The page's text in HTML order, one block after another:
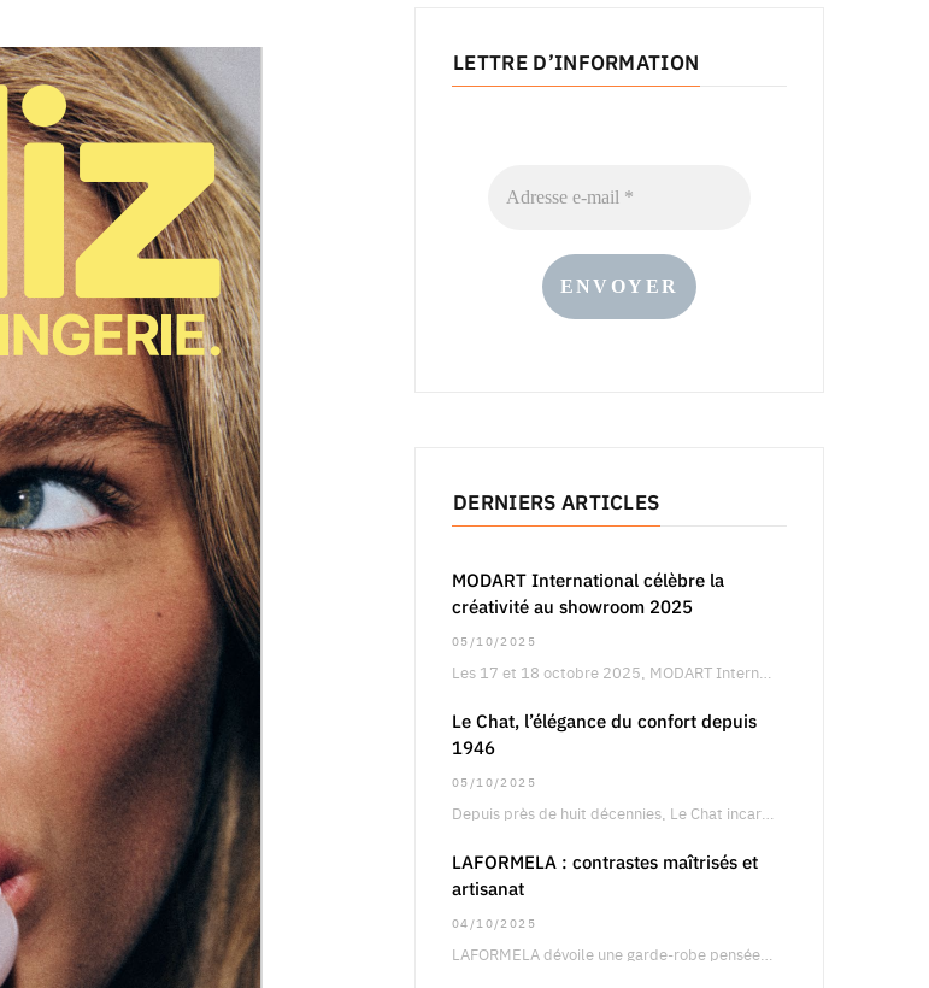
LETTRE D’INFORMATION
DERNIERS ARTICLES
MODART International célèbre la
créativité au showroom 2025
05/10/2025
Le Chat, l’élégance du confort depuis
1946
05/10/2025
LAFORMELA : contrastes maîtrisés et
artisanat
04/10/2025